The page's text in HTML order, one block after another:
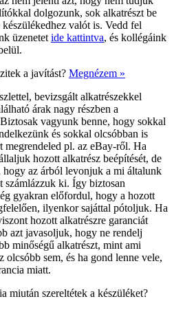
dolgozunk, sok alkatrészt be
valót is. Vedd fel
üzenetet ide kattintva, és kollégáink
a javítást? Megnézem »
bevizsgált alkatrészekkel
árak nagy részben a
vagyunk benne, hogy sokkal
és sokkal olcsóbban is
pl. az eBay-ről. Ha
hozott alkatrész beépítését, de
az árból levonjuk a mi általunk
számlázzuk ki. Így biztosan
gyakran előfordul, hogy a hozott
ilyenkor sajáttal pótoljuk. Ha
hozott alkatrészre garanciát
azt javasoljuk, hogy ne rendelj
minőségű alkatrészt, mint ami
sem, és ha gond lenne vele,
miatt.
miután szereltétek a készüléket?